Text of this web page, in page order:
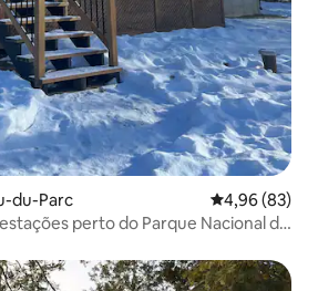
du-Parc 4,96 de uma
4,96 (83)
perto do Parque Nacional de